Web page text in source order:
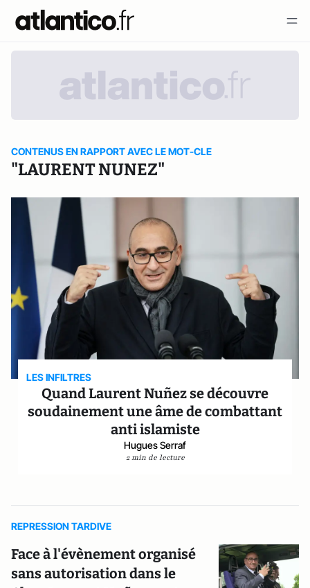
CONTENUS EN RAPPORT AVEC LE MOT-CLE
"LAURENT NUNEZ"
LES INFILTRES
Quand Laurent Nuñez se découvre
soudainement une âme de combattant
anti islamiste
Hugues Serraf
2 min de lecture
REPRESSION TARDIVE
Face à l'évènement organisé
sans autorisation dans le